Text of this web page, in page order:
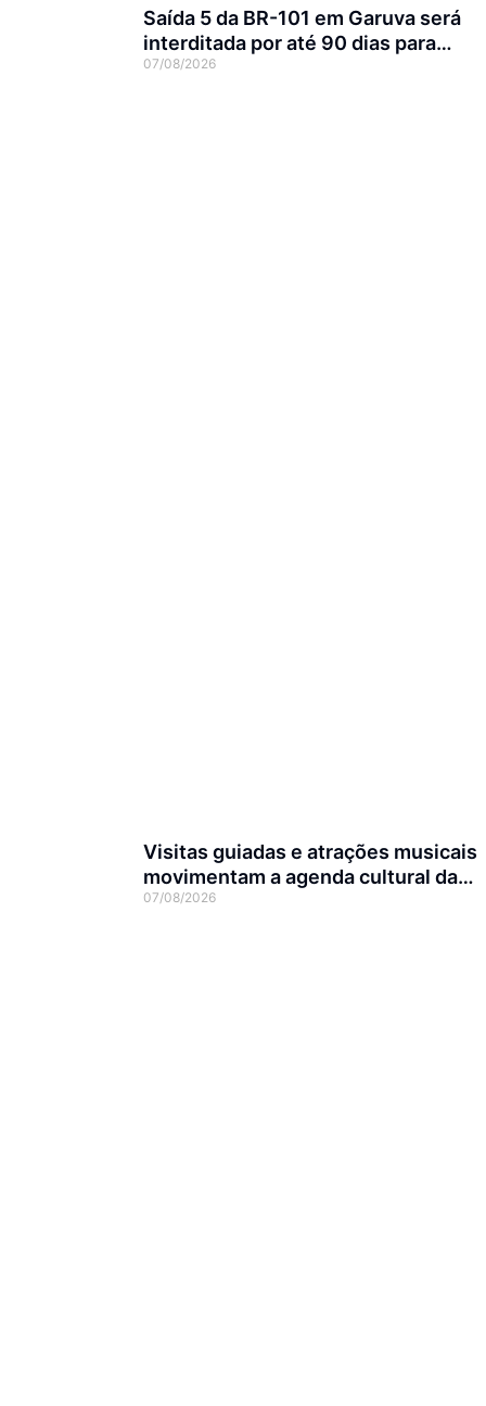
Saída 5 da BR-101 em Garuva será
interditada por até 90 dias para
obras
07/08/2026
Visitas guiadas e atrações musicais
movimentam a agenda cultural da
semana em Joinville
07/08/2026